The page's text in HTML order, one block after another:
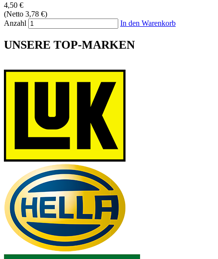
4,50 €
(Netto 3,78 €)
Anzahl
In den Warenkorb
UNSERE TOP-MARKEN